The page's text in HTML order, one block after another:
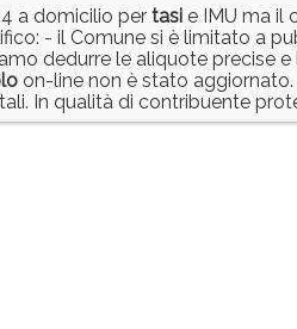
a domicilio per tasi e IMU ma il
- il Comune si è limitato a
dedurre le aliquote precise
on-line non è stato
In qualità di contribuente